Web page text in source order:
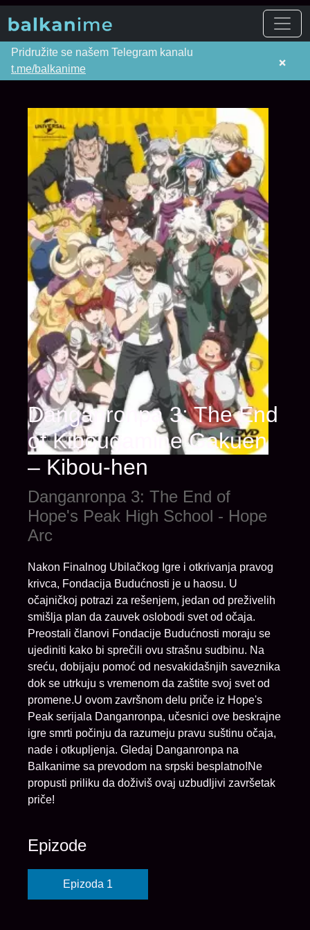
Pridružite se našem Telegram kanalu
t.me/balkanime
×
Danganronpa 3: The End
of Kibougamine Gakuen
– Kibou-hen
Danganronpa 3: The End of
Hope's Peak High School - Hope
Arc
Nakon Finalnog Ubilačkog Igre i otkrivanja pravog
krivca, Fondacija Budućnosti je u haosu. U
očajničkoj potrazi za rešenjem, jedan od preživelih
smišlja plan da zauvek oslobodi svet od očaja.
Preostali članovi Fondacije Budućnosti moraju se
ujediniti kako bi sprečili ovu strašnu sudbinu. Na
sreću, dobijaju pomoć od nesvakidašnjih saveznika
dok se utrkuju s vremenom da zaštite svoj svet od
promene.U ovom završnom delu priče iz Hope's
Peak serijala Danganronpa, učesnici ove beskrajne
igre smrti počinju da razumeju pravu suštinu očaja,
nade i otkupljenja. Gledaj Danganronpa na
Balkanime sa prevodom na srpski besplatno!Ne
propusti priliku da doživiš ovaj uzbudljivi završetak
priče!
Epizode
Epizoda 1